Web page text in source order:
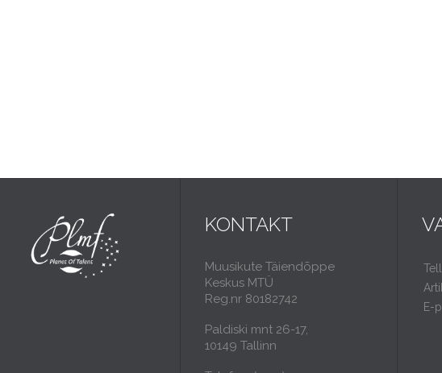
KONTAKT
Muusikute Täiendõppe
Keskus MTÜ
Reg.nr 80182742
Paldiski mnt 26-17,
10149 Tallinn
E-